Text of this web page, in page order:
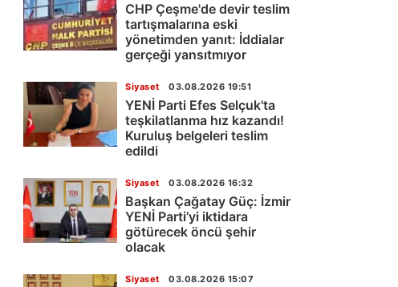
CHP Çeşme'de devir teslim
tartışmalarına eski
yönetimden yanıt: İddialar
gerçeği yansıtmıyor
Siyaset 03.08.2026 19:51
YENİ Parti Efes Selçuk'ta
teşkilatlanma hız kazandı!
Kuruluş belgeleri teslim
edildi
Siyaset 03.08.2026 16:32
Başkan Çağatay Güç: İzmir
YENİ Parti’yi iktidara
götürecek öncü şehir
olacak
Siyaset 03.08.2026 15:07